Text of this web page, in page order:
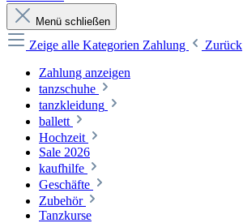
Menü schließen
Zeige alle Kategorien Zahlung
Zurück
Zahlung anzeigen
tanzschuhe
tanzkleidung
ballett
Hochzeit
Sale 2026
kaufhilfe
Geschäfte
Zubehör
Tanzkurse